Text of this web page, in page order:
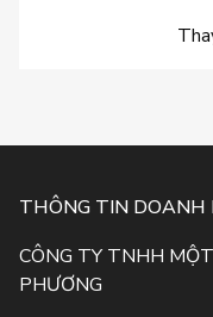
THÔNG TIN DOANH
CÔNG TY TNHH
PHƯƠNG